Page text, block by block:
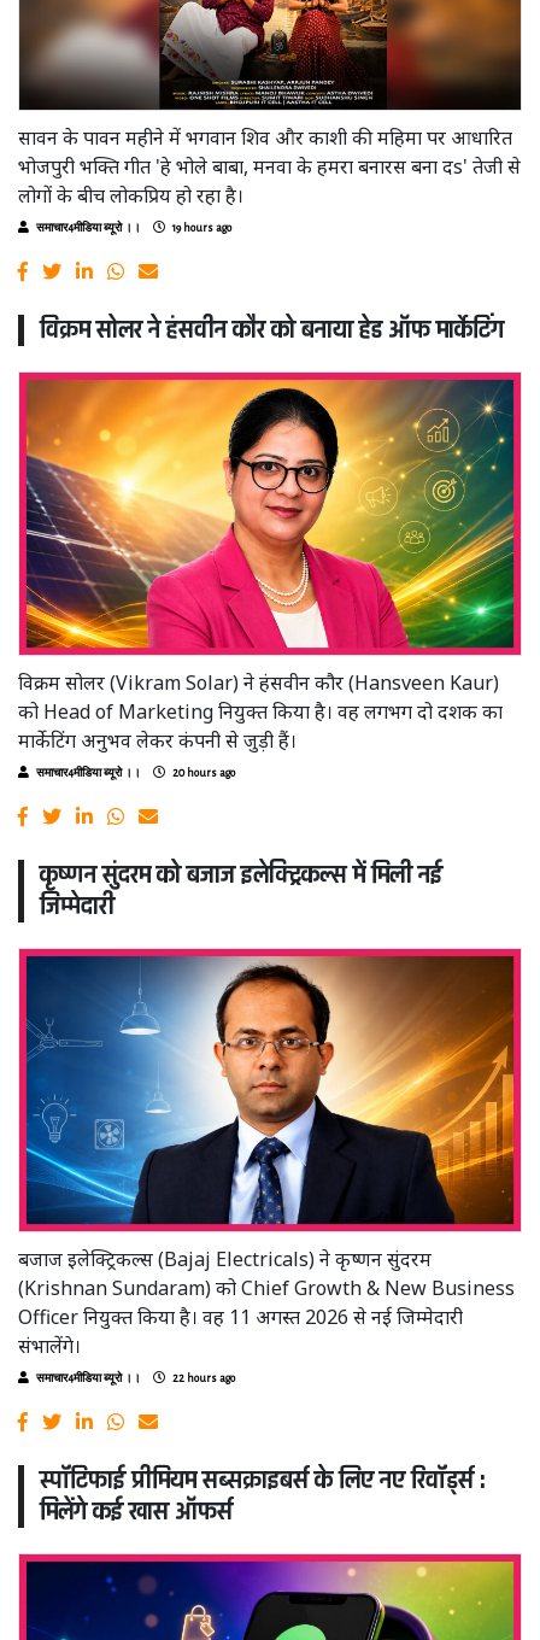
सावन के पावन महीने में भगवान शिव और काशी की महिमा पर आधारित
भोजपुरी भक्ति गीत 'हे भोले बाबा, मनवा के हमरा बनारस बना दs' तेजी से
लोगों के बीच लोकप्रिय हो रहा है।
समाचार4मीडिया ब्यूरो ।। 19 hours ago
विक्रम सोलर ने हंसवीन कौर को बनाया हेड ऑफ मार्केटिंग
विक्रम सोलर (Vikram Solar) ने हंसवीन कौर (Hansveen Kaur)
को Head of Marketing नियुक्त किया है। वह लगभग दो दशक का
मार्केटिंग अनुभव लेकर कंपनी से जुड़ी हैं।
समाचार4मीडिया ब्यूरो ।। 20 hours ago
कृष्णन सुंदरम को बजाज इलेक्ट्रिकल्स में मिली नई
जिम्मेदारी
बजाज इलेक्ट्रिकल्स (Bajaj Electricals) ने कृष्णन सुंदरम
(Krishnan Sundaram) को Chief Growth & New Business
Officer नियुक्त किया है। वह 11 अगस्त 2026 से नई जिम्मेदारी
संभालेंगे।
समाचार4मीडिया ब्यूरो ।। 22 hours ago
स्पॉटिफाई प्रीमियम सब्सक्राइबर्स के लिए नए रिवॉर्ड्स :
मिलेंगे कई खास ऑफर्स